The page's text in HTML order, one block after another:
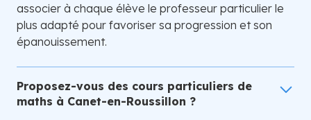
associer à chaque élève le professeur particulier le
plus adapté pour favoriser sa progression et son
épanouissement.
Proposez-vous des cours particuliers de
maths à Canet-en-Roussillon ?